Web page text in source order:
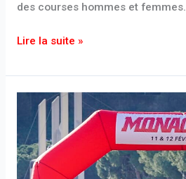
des courses hommes et femmes.
Lire la suite »
Monaco
Run
:
startlist,